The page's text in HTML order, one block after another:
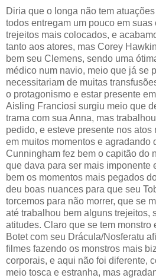
Diria que o longa não tem
todos entregam um pouco em
trejeitos mais colocados, e
tanto aos atores, mas Corey
bem seu Clemens, sendo uma
médico num navio, meio que já se
necessitariam de muitas
o protagonismo e estar presente
Aisling Franciosi surgiu meio que
trama com sua Anna, mas
pedido, e esteve presente nos atos
em muitos momentos e agradando
Cunningham fez bem o capitão do
que dava para ser mais imponente
bem os momentos mais pegados
deu boas nuances para que seu
torcemos para não morrer, que se
até trabalhou bem alguns trejeitos,
atitudes. Claro que se tem monstro
Botet com seu Drácula/Nosferatu
filmes fazendo os monstros mais
corporais, e aqui não foi diferente,
meio tosca e estranha, mas